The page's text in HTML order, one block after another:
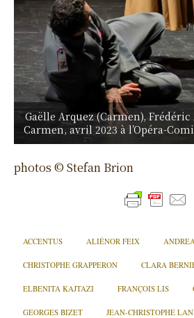
Gaëlle Arquez (Carmen), Frédéric
Carmen, avril 2023 à l’Opéra-
photos © Stefan Brion
ACCENTUS ALIÉNOR FEIX
CHRISTOPHE GRAPPERON CLARA
ELBENITA KAJTAZI FRANÇOIS LIS
GEORGES BIZET JEAN-CHRISTOPHE